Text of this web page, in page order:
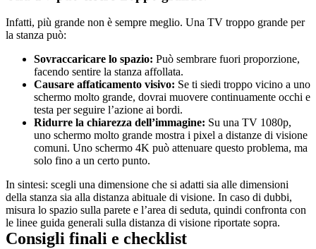
Infatti, più grande non è sempre meglio. Una TV troppo grande per
la stanza può:
Sovraccaricare lo spazio: Può sembrare fuori proporzione,
facendo sentire la stanza affollata.
Causare affaticamento visivo: Se ti siedi troppo vicino a uno
schermo molto grande, dovrai muovere continuamente occhi e
testa per seguire l’azione ai bordi.
Ridurre la chiarezza dell’immagine: Su una TV 1080p,
uno schermo molto grande mostra i pixel a distanze di visione
comuni. Uno schermo 4K può attenuare questo problema, ma
solo fino a un certo punto.
In sintesi: scegli una dimensione che si adatti sia alle dimensioni
della stanza sia alla distanza abituale di visione. In caso di dubbi,
misura lo spazio sulla parete e l’area di seduta, quindi confronta con
le linee guida generali sulla distanza di visione riportate sopra.
Consigli finali e checklist